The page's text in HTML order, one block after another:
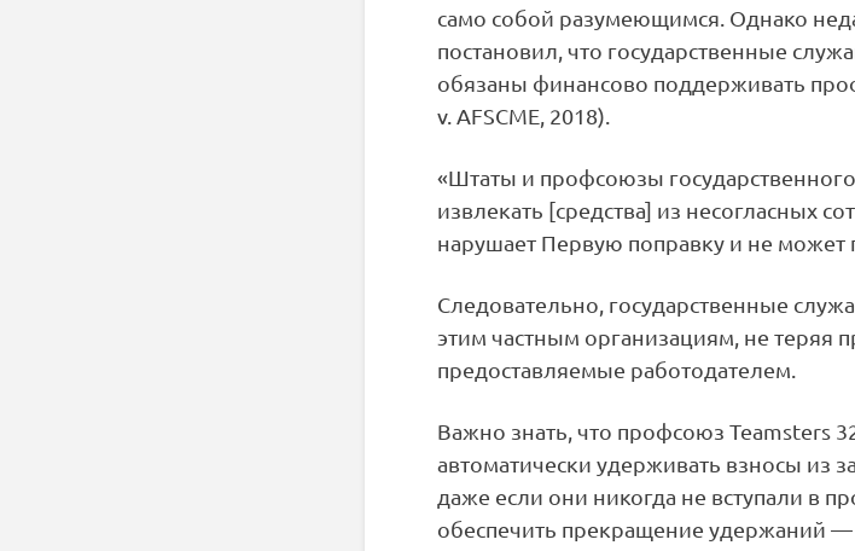
само собой разумеющимся. Однако
постановил, что государственные
обязаны финансово поддерживать
v. AFSCME, 2018).
«Штаты и профсоюзы
извлекать [средства] из несогласных
нарушает Первую поправку и не может
Следовательно, государственные
этим частным организациям, не теряя
предоставляемые работодателем.
Важно знать, что профсоюз Teamsters
автоматически удерживать взносы из
даже если они никогда не вступали в
обеспечить прекращение удержаний